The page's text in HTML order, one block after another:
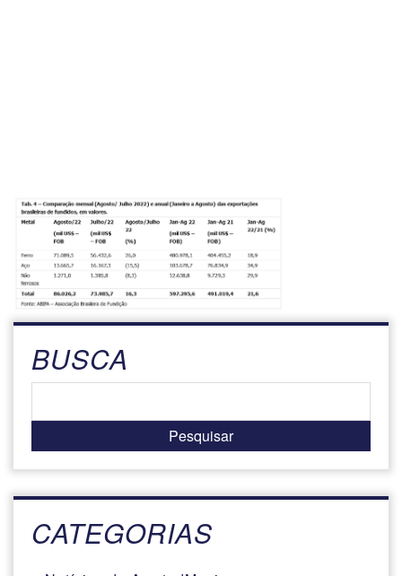
BUSCA
CATEGORIAS